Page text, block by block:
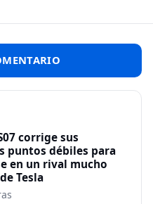
corrige sus
puntos débiles para
en un rival mucho
Tesla